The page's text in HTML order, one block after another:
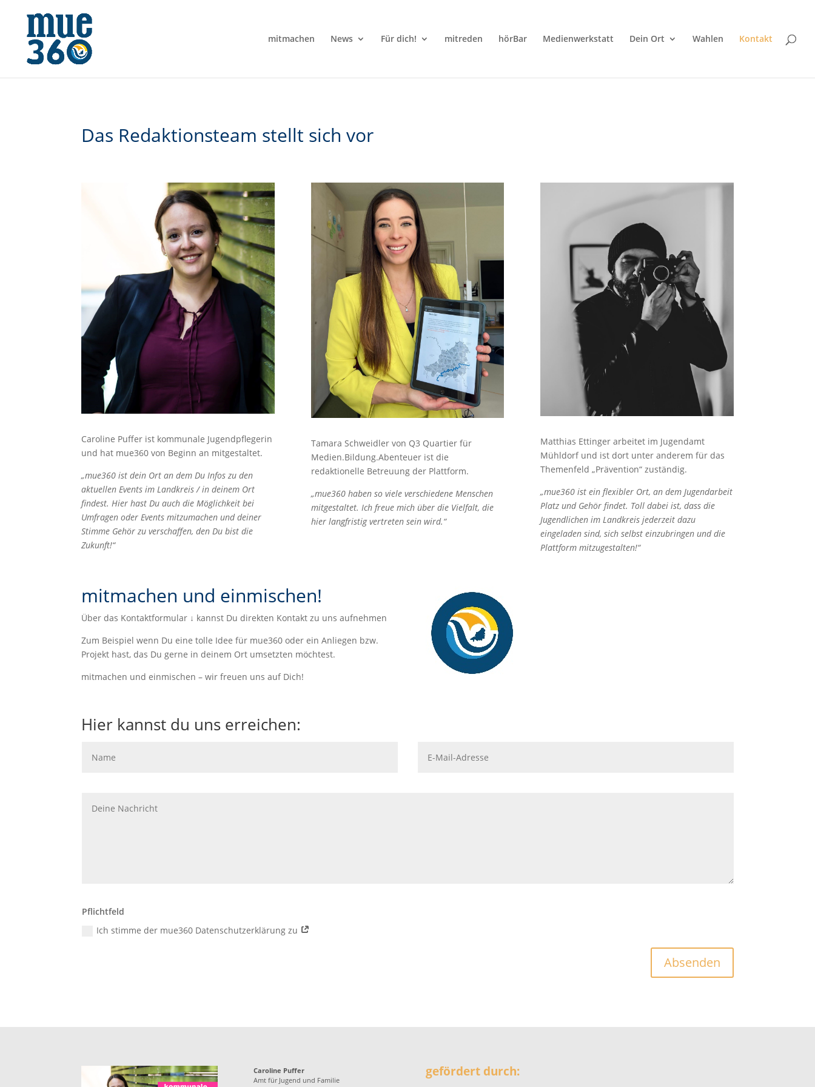
mitmachen News Für dich! mitreden hörBar Medienwerkstatt Dein Ort Wahlen Kontakt
Das Redaktionsteam stellt sich vor
Caroline Puffer ist kommunale Jugendpflegerin
und hat mue360 von Beginn an mitgestaltet.
„mue360 ist dein Ort an dem Du Infos zu den
aktuellen Events im Landkreis / in deinem Ort
findest. Hier hast Du auch die Möglichkeit bei
Umfragen oder Events mitzumachen und deiner
Stimme Gehör zu verschaffen, den Du bist die
Zukunft!“
Tamara Schweidler von Q3 Quartier für
Medien.Bildung.Abenteuer ist die
redaktionelle Betreuung der Plattform.
„mue360 haben so viele verschiedene Menschen
mitgestaltet. Ich freue mich über die Vielfalt, die
hier langfristig vertreten sein wird.“
Matthias Ettinger arbeitet im Jugendamt
Mühldorf und ist dort unter anderem für das
Themenfeld „Prävention“ zuständig.
„mue360 ist ein flexibler Ort, an dem Jugendarbeit
Platz und Gehör findet. Toll dabei ist, dass die
Jugendlichen im Landkreis jederzeit dazu
eingeladen sind, sich selbst einzubringen und die
Plattform mitzugestalten!“
mitmachen und einmischen!
Über das Kontaktformular ↓ kannst Du direkten Kontakt zu uns aufnehmen
Zum Beispiel wenn Du eine tolle Idee für mue360 oder ein Anliegen bzw.
Projekt hast, das Du gerne in deinem Ort umsetzten möchtest.
mitmachen und einmischen – wir freuen uns auf Dich!
Hier kannst du uns erreichen:
Pflichtfeld
Ich stimme der mue360 Datenschutzerklärung zu
Absenden
Caroline Puffer
Amt für Jugend und Familie
gefördert durch: